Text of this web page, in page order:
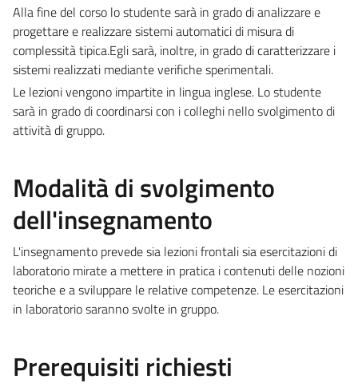
Alla fine del corso lo studente sarà in grado di analizzare e
progettare e realizzare sistemi automatici di misura di
complessità tipica.Egli sarà, inoltre, in grado di caratterizzare i
sistemi realizzati mediante verifiche sperimentali.
Le lezioni vengono impartite in lingua inglese. Lo studente
sarà in grado di coordinarsi con i colleghi nello svolgimento di
attività di gruppo.
Modalità di svolgimento
dell'insegnamento
L'insegnamento prevede sia lezioni frontali sia esercitazioni di
laboratorio mirate a mettere in pratica i contenuti delle nozioni
teoriche e a sviluppare le relative competenze. Le esercitazioni
in laboratorio saranno svolte in gruppo.
Prerequisiti richiesti